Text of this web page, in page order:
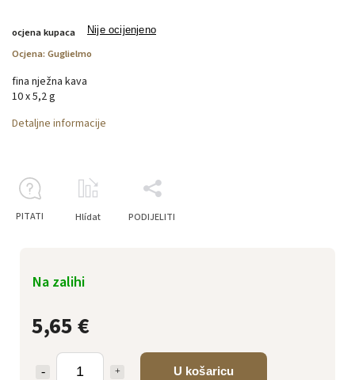
ocjena kupaca Nije ocijenjeno
Ocjena: Guglielmo
5,65 €
U košaricu
Na zalihi
fina nježna kava
10 x 5,2 g
Detaljne informacije
PITATI Hlídat PODIJELITI